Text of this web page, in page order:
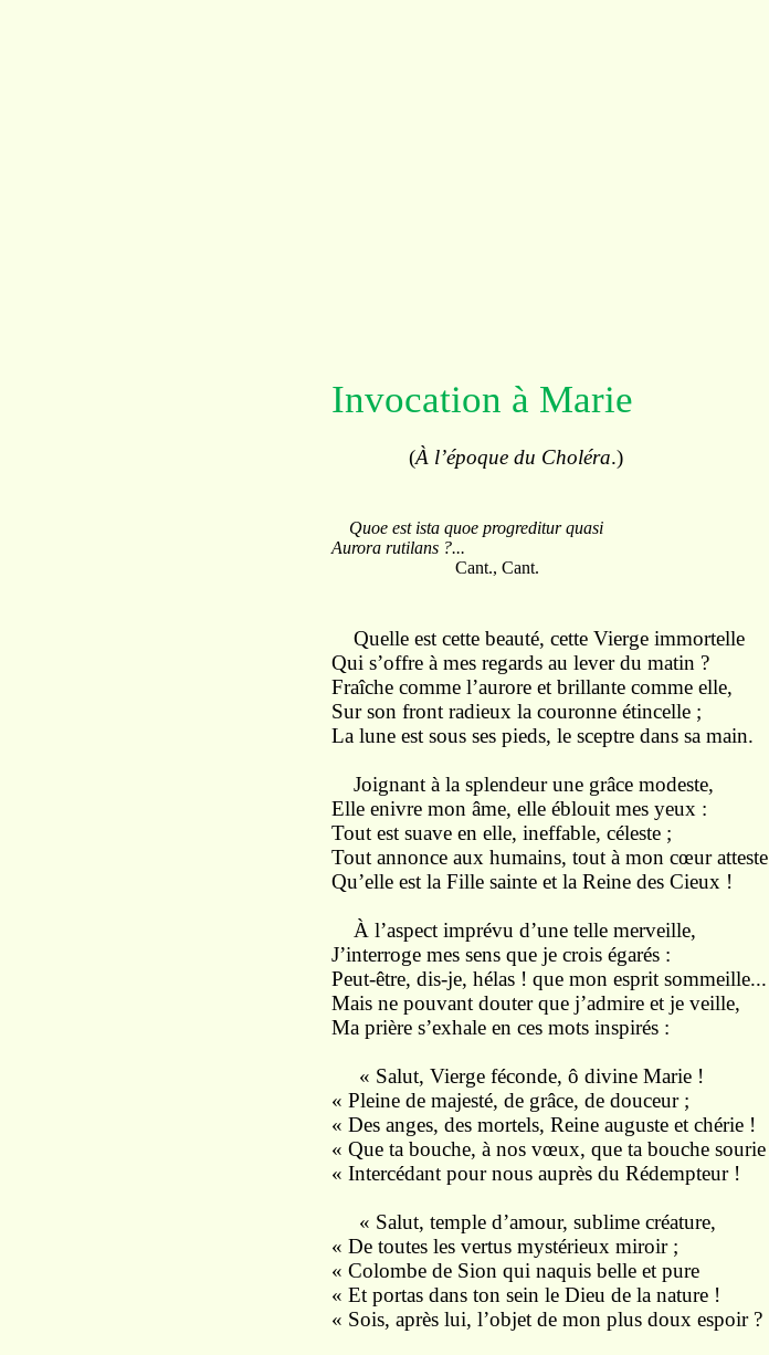
Invocation à Marie
(À l’époque du Choléra.)
Quoe est ista quoe progreditur quasi
Aurora rutilans ?...
Cant., Cant.
Quelle est cette beauté, cette Vierge immortelle
Qui s’offre à mes regards au lever du matin ?
Fraîche comme l’aurore et brillante comme elle,
Sur son front radieux la couronne étincelle ;
La lune est sous ses pieds, le sceptre dans sa main.
Joignant à la splendeur une grâce modeste,
Elle enivre mon âme, elle éblouit mes yeux :
Tout est suave en elle, ineffable, céleste ;
Tout annonce aux humains, tout à mon cœur atteste
Qu’elle est la Fille sainte et la Reine des Cieux !
À l’aspect imprévu d’une telle merveille,
J’interroge mes sens que je crois égarés :
Peut-être, dis-je, hélas ! que mon esprit sommeille...
Mais ne pouvant douter que j’admire et je veille,
Ma prière s’exhale en ces mots inspirés :
« Salut, Vierge féconde, ô divine Marie !
« Pleine de majesté, de grâce, de douceur ;
« Des anges, des mortels, Reine auguste et chérie !
« Que ta bouche, à nos vœux, que ta bouche sourie
« Intercédant pour nous auprès du Rédempteur !
« Salut, temple d’amour, sublime créature,
« De toutes les vertus mystérieux miroir ;
« Colombe de Sion qui naquis belle et pure
« Et portas dans ton sein le Dieu de la nature !
« Sois, après lui, l’objet de mon plus doux espoir ?